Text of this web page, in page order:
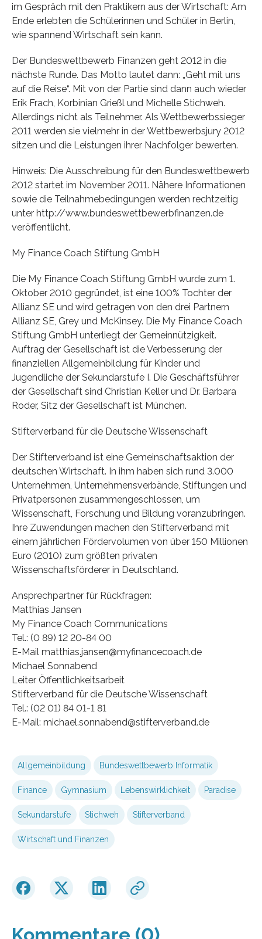
im Gespräch mit den Praktikern aus der Wirtschaft: Am
Ende erlebten die Schülerinnen und Schüler in Berlin,
wie spannend Wirtschaft sein kann.
Der Bundeswettbewerb Finanzen geht 2012 in die
nächste Runde. Das Motto lautet dann: „Geht mit uns
auf die Reise“. Mit von der Partie sind dann auch wieder
Erik Frach, Korbinian Grießl und Michelle Stichweh.
Allerdings nicht als Teilnehmer. Als Wettbewerbssieger
2011 werden sie vielmehr in der Wettbewerbsjury 2012
sitzen und die Leistungen ihrer Nachfolger bewerten.
Hinweis: Die Ausschreibung für den Bundeswettbewerb
2012 startet im November 2011. Nähere Informationen
sowie die Teilnahmebedingungen werden rechtzeitig
unter http://www.bundeswettbewerbfinanzen.de
veröffentlicht.
My Finance Coach Stiftung GmbH
Die My Finance Coach Stiftung GmbH wurde zum 1.
Oktober 2010 gegründet, ist eine 100% Tochter der
Allianz SE und wird getragen von den drei Partnern
Allianz SE, Grey und McKinsey. Die My Finance Coach
Stiftung GmbH unterliegt der Gemeinnützigkeit.
Auftrag der Gesellschaft ist die Verbesserung der
finanziellen Allgemeinbildung für Kinder und
Jugendliche der Sekundarstufe I. Die Geschäftsführer
der Gesellschaft sind Christian Keller und Dr. Barbara
Roder, Sitz der Gesellschaft ist München.
Stifterverband für die Deutsche Wissenschaft
Der Stifterverband ist eine Gemeinschaftsaktion der
deutschen Wirtschaft. In ihm haben sich rund 3.000
Unternehmen, Unternehmensverbände, Stiftungen und
Privatpersonen zusammengeschlossen, um
Wissenschaft, Forschung und Bildung voranzubringen.
Ihre Zuwendungen machen den Stifterverband mit
einem jährlichen Fördervolumen von über 150 Millionen
Euro (2010) zum größten privaten
Wissenschaftsförderer in Deutschland.
Ansprechpartner für Rückfragen:
Matthias Jansen
My Finance Coach Communications
Tel.: (0 89) 12 20-84 00
E-Mail matthias.jansen@myfinancecoach.de
Michael Sonnabend
Leiter Öffentlichkeitsarbeit
Stifterverband für die Deutsche Wissenschaft
Tel.: (02 01) 84 01-1 81
E-Mail: michael.sonnabend@stifterverband.de
Allgemeinbildung Bundeswettbewerb Informatik
Finance Gymnasium Lebenswirklichkeit Paradise
Sekundarstufe Stichweh Stifterverband
Wirtschaft und Finanzen
Kommentare (0)